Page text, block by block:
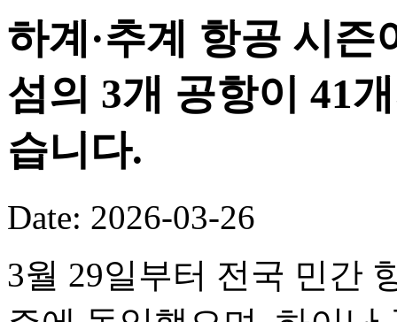
하계·추계 항공 시
섬의 3개 공항이 41
습니다.
Date: 2026-03-26
3월 29일부터 전국 민간